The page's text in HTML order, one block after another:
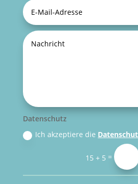
Datenschutz
Ich akzeptiere die
15 + 5 =